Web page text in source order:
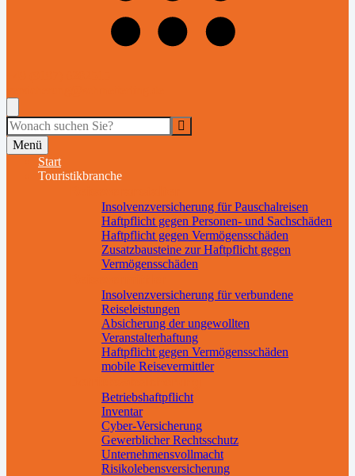
Menü
Start
Touristikbranche
Insolvenzversicherung für Pauschalreisen
Haftpflicht gegen Personen- und Sachschäden
Haftpflicht gegen Vermögensschäden
Zusatzbausteine zur Haftpflicht gegen
Vermögensschäden
Insolvenzversicherung für verbundene
Reiseleistungen
Absicherung der ungewollten
Veranstalterhaftung
Haftpflicht gegen Vermögensschäden
mobile Reisevermittler
Betriebshaftpflicht
Inventar
Cyber-Versicherung
Gewerblicher Rechtsschutz
Unternehmensvollmacht
Risikolebensversicherung